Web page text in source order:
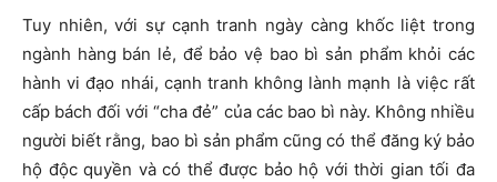
Tuy nhiên, với sự cạnh tranh ngày càng khốc liệt trong
ngành hàng bán lẻ, để bảo vệ bao bì sản phẩm khỏi các
hành vi đạo nhái, cạnh tranh không lành mạnh là việc rất
cấp bách đối với “cha đẻ” của các bao bì này. Không nhiều
người biết rằng, bao bì sản phẩm cũng có thể đăng ký bảo
hộ độc quyền và có thể được bảo hộ với thời gian tối đa